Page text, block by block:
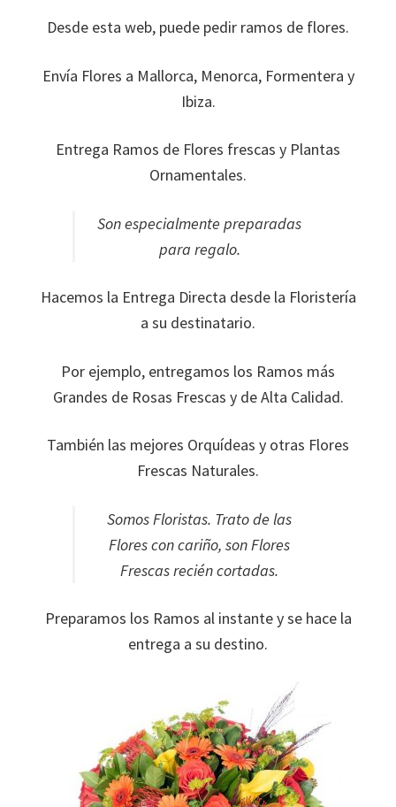
Desde esta web, puede pedir ramos de flores.
Envía Flores a Mallorca, Menorca, Formentera y
Ibiza.
Entrega Ramos de Flores frescas y Plantas
Ornamentales.
Son especialmente preparadas
para regalo.
Hacemos la Entrega Directa desde la Floristería
a su destinatario.
Por ejemplo, entregamos los Ramos más
Grandes de Rosas Frescas y de Alta Calidad.
También las mejores Orquídeas y otras Flores
Frescas Naturales.
Somos Floristas. Trato de las
Flores con cariño, son Flores
Frescas recién cortadas.
Preparamos los Ramos al instante y se hace la
entrega a su destino.